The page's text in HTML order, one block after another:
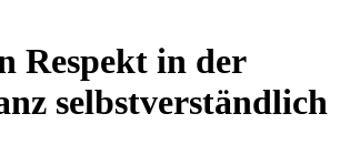
Respekt in der
selbstverständlich